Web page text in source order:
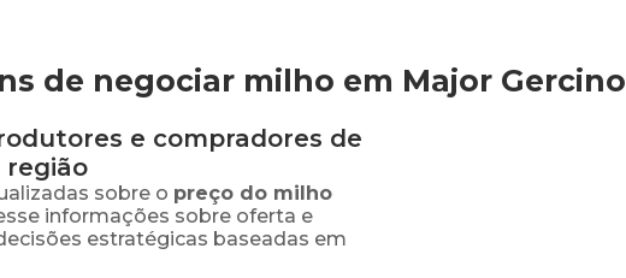
de negociar milho em Major Gercino
e compradores de
região
sobre o preço do milho
informações sobre oferta e
estratégicas baseadas em